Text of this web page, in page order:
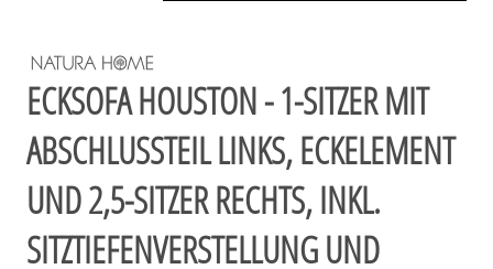
ECKSOFA HOUSTON - 1-SITZER MIT
ABSCHLUSSTEIL LINKS, ECKELEMENT
UND 2,5-SITZER RECHTS, INKL.
SITZTIEFENVERSTELLUNG UND